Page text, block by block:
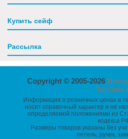
Купить сейф
Рассылка
Copyright © 2005-2026
Информация о розничных ценах и
носит справочный характер и не
определяемой положениями из
кодекса
Размеры товаров указаны без
петель, ручек,